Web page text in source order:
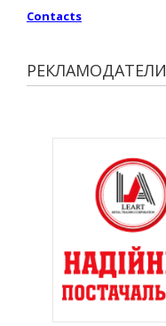
Contacts
РЕКЛАМОДАТЕЛИ